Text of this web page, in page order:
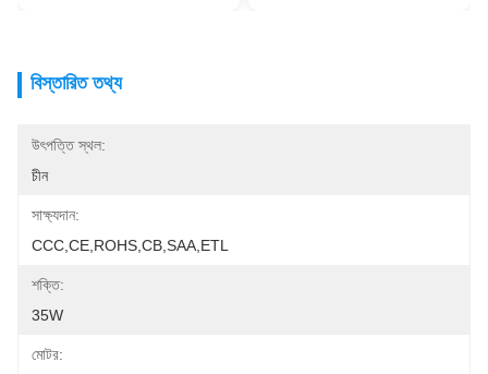
বিস্তারিত তথ্য
উৎপত্তি স্থল:
চীন
সাক্ষ্যদান:
CCC,CE,ROHS,CB,SAA,ETL
শক্তি:
35W
মোটর: